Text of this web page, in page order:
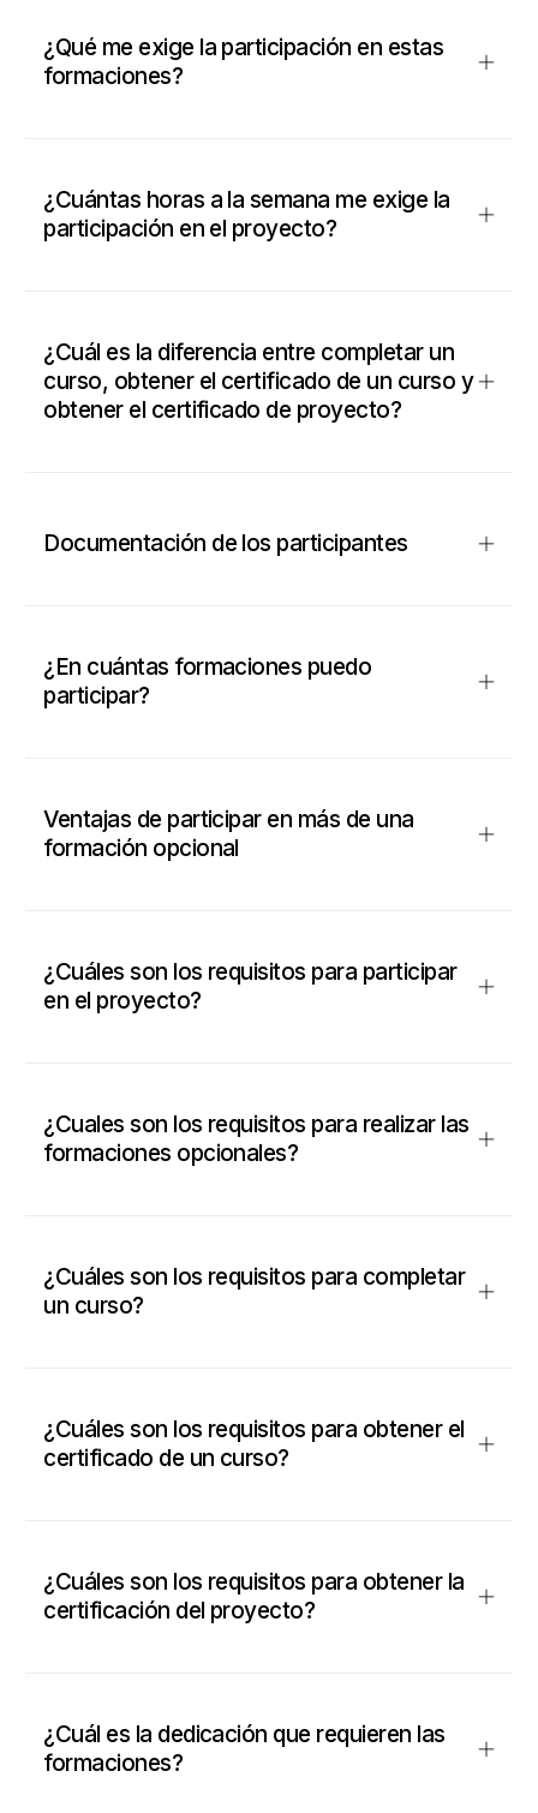
¿Qué me exige la participación en estas
formaciones?
¿Cuántas horas a la semana me exige la
participación en el proyecto?
¿Cuál es la diferencia entre completar un
curso, obtener el certificado de un curso y
obtener el certificado de proyecto?
Documentación de los participantes
¿En cuántas formaciones puedo
participar?
Ventajas de participar en más de una
formación opcional
¿Cuáles son los requisitos para participar
en el proyecto?
¿Cuales son los requisitos para realizar las
formaciones opcionales?
¿Cuáles son los requisitos para completar
un curso?
¿Cuáles son los requisitos para obtener el
certificado de un curso?
¿Cuáles son los requisitos para obtener la
certificación del proyecto?
¿Cuál es la dedicación que requieren las
formaciones?